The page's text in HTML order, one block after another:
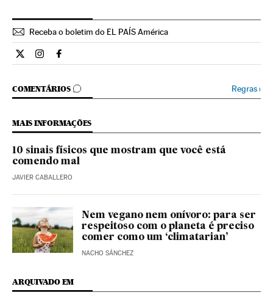
Receba o boletim do EL PAÍS América
Estilo El País Brasil en Twitter
Estilo El País Brasil en Instagram
Estilo El País Brasil en Facebook
COMENTÁRIOS
COMENTÁRIOS Regras›
MAIS INFORMAÇÕES
10 sinais físicos que mostram que você está
comendo mal
JAVIER CABALLERO
Nem vegano nem onívoro: para ser
respeitoso com o planeta é preciso
comer como um ‘climatarian’
NACHO SÁNCHEZ
ARQUIVADO EM